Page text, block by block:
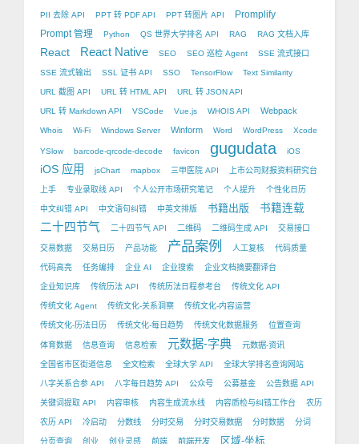
PII 去除 API PPT 转 PDF API PPT 转图片 API
Promplify
Prompt 管理
Python QS 世界大学排名 API RAG RAG 文档入库
React React Native SEO SEO 巡检 Agent SSE 流式接口
SSE 流式输出 SSL 证书 API SSO TensorFlow Text Similarity
URL 截图 API URL 转 HTML API URL 转 JSON API
URL 转 Markdown API VSCode Vue.js WHOIS API Webpack
Whois Wi-Fi Windows Server Winform Word WordPress Xcode
YSlow barcode-qrcode-decode favicon gugudata iOS
iOS 应用 jsChart mapbox 三甲医院 API 上市公司财报资料研究台
上手 专业录取线 API 个人公开市场研究笔记 个人提升 个性化日历
中文纠错 API 中文语句纠错 中英文排版 书籍出版 书籍连载
二十四节气 二十四节气 API 二维码 二维码生成 API 交易接口
交易数据 交易日历 产品功能 产品案例 人工复核 代码质量
代码高亮 任务编排 企业 AI 企业搜索 企业文档摘要翻译台
企业知识库 传统历法 API 传统历法日程参考台 传统文化 API
传统文化 Agent 传统文化-关系洞察 传统文化-内容运营
传统文化-历法日历 传统文化-每日趋势 传统文化数据服务 位置查询
体育数据 信息查询 信息检索 元数据-字典 元数据-资讯
全国省市区街道信息 全文检索 全球大学 API 全球大学排名查询网站
八字关系合参 API 八字每日趋势 API 公众号 公募基金 公告数据 API
关键词提取 API 内容审核 内容生成流水线 内容质检与纠错工作台 农历
农历 API 冷启动 分数线 分时交易 分时交易数据 分时数据 分词
分页查询 创业 创业灵感 前端 前端开发 区域-坐标